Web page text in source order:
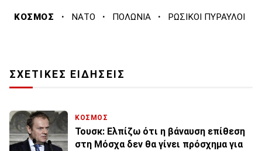
ΚΟΣΜΟΣ · ΝΑΤΟ · ΠΟΛΩΝΙΑ · ΡΩΣΙΚΟΙ ΠΥΡΑΥΛΟΙ
ΣΧΕΤΙΚΕΣ ΕΙΔΗΣΕΙΣ
ΚΟΣΜΟΣ
Τουσκ: Ελπίζω ότι η βάναυση επίθεση
στη Μόσχα δεν θα γίνει πρόσχημα για